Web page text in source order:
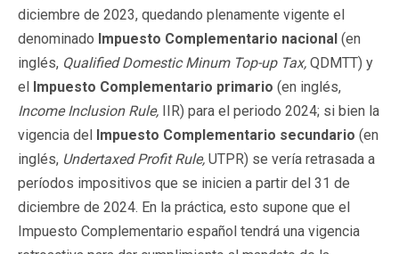
diciembre de 2023, quedando plenamente vigente el
denominado Impuesto Complementario nacional (en
inglés, Qualified Domestic Minum Top-up Tax, QDMTT) y
el Impuesto Complementario primario (en inglés,
Income Inclusion Rule, IIR) para el periodo 2024; si bien la
vigencia del Impuesto Complementario secundario (en
inglés, Undertaxed Profit Rule, UTPR) se vería retrasada a
períodos impositivos que se inicien a partir del 31 de
diciembre de 2024. En la práctica, esto supone que el
Impuesto Complementario español tendrá una vigencia